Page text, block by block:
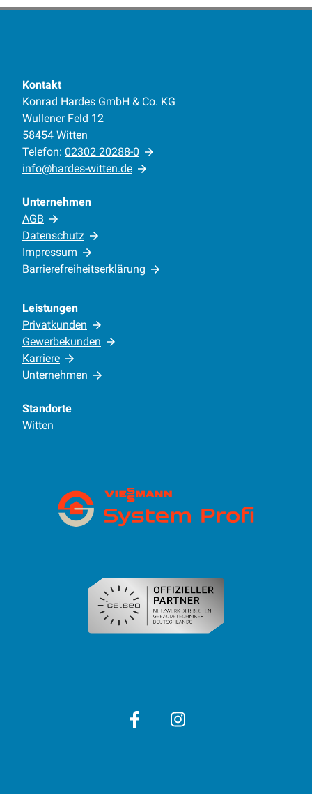
Kontakt
Konrad Hardes GmbH & Co. KG
Wullener Feld 12
58454 Witten
Telefon: 02302 20288-0
info@hardes-witten.de
Unternehmen
AGB
Datenschutz
Impressum
Barrierefreiheitserklärung
Leistungen
Privatkunden
Gewerbekunden
Karriere
Unternehmen
Standorte
Witten